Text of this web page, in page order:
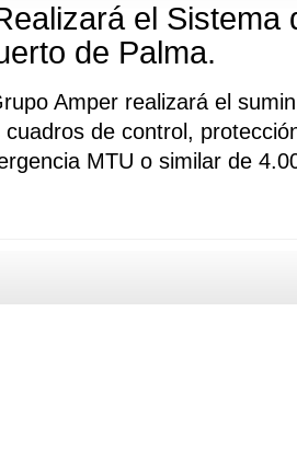
el Sistema
de Palma.
Amper realizará el
de control,
MTU o similar de